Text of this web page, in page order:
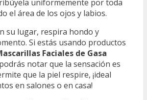
uniformemente por toda
el área de los ojos y labios.
su lugar, respira hondo y
Si estás usando productos
Faciales de Gasa
notar que la sensación es
que la piel respire, ¡ideal
en salones o en casa!